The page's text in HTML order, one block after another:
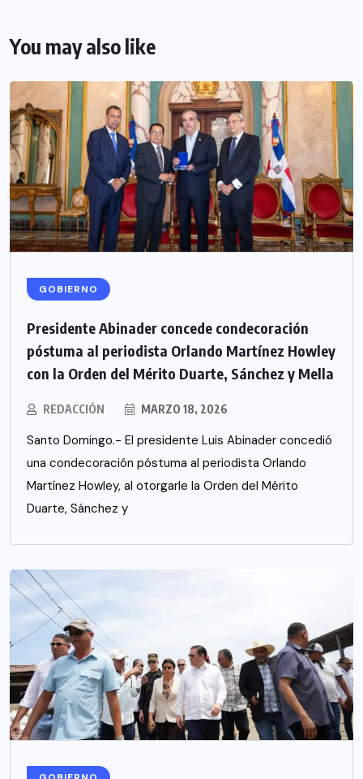
You may also like
GOBIERNO
Presidente Abinader concede condecoración
póstuma al periodista Orlando Martínez Howley
con la Orden del Mérito Duarte, Sánchez y Mella
REDACCIÓN MARZO 18, 2026
Santo Domingo.- El presidente Luis Abinader concedió
una condecoración póstuma al periodista Orlando
Martínez Howley, al otorgarle la Orden del Mérito
Duarte, Sánchez y